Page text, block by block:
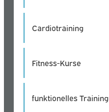
Cardiotraining
Fitness-Kurse
funktionelles Training